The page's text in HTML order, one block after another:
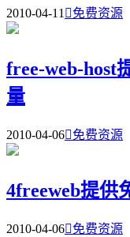
2010-04-11免费资源
free-web-host
量
2010-04-06免费资源
4freeweb提供
2010-04-06免费资源